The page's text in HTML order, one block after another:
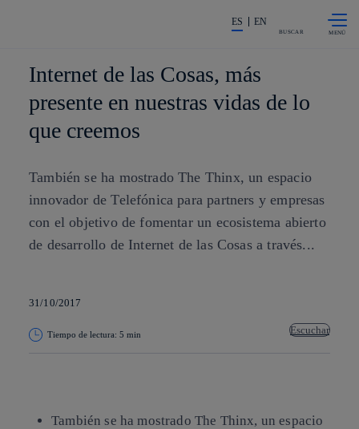
La acción en accionistas e
ES EN
BUSCAR
Internet de las Cosas, más
presente en nuestras vidas de lo
que creemos
También se ha mostrado The Thinx, un espacio
innovador de Telefónica para partners y empresas
con el objetivo de fomentar un ecosistema abierto
de desarrollo de Internet de las Cosas a través...
31/10/2017
Tiempo de lectura: 5 min Escuchar
También se ha mostrado The Thinx, un espacio